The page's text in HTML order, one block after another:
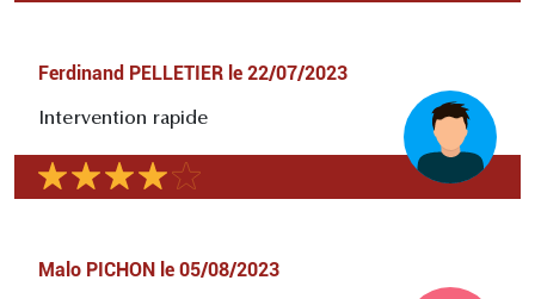
Ferdinand PELLETIER le 22/07/2023
Intervention rapide
Malo PICHON le 05/08/2023